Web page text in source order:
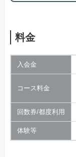
料金
入会金
コース料金
回数券/都度利用
体験等